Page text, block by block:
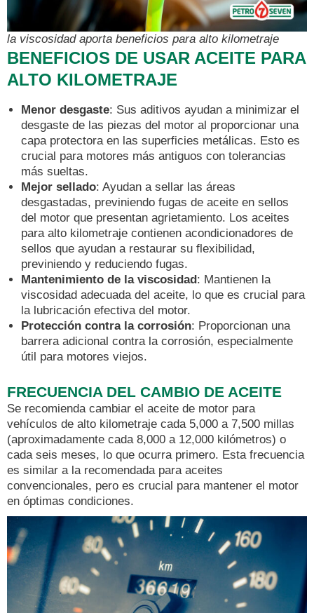
la viscosidad aporta beneficios para alto kilometraje
BENEFICIOS DE USAR ACEITE PARA
ALTO KILOMETRAJE
Menor desgaste: Sus aditivos ayudan a minimizar el
desgaste de las piezas del motor al proporcionar una
capa protectora en las superficies metálicas. Esto es
crucial para motores más antiguos con tolerancias
más sueltas.
Mejor sellado: Ayudan a sellar las áreas
desgastadas, previniendo fugas de aceite en sellos
del motor que presentan agrietamiento. Los aceites
para alto kilometraje contienen acondicionadores de
sellos que ayudan a restaurar su flexibilidad,
previniendo y reduciendo fugas.
Mantenimiento de la viscosidad: Mantienen la
viscosidad adecuada del aceite, lo que es crucial para
la lubricación efectiva del motor.
Protección contra la corrosión: Proporcionan una
barrera adicional contra la corrosión, especialmente
útil para motores viejos.
FRECUENCIA DEL CAMBIO DE ACEITE
Se recomienda cambiar el aceite de motor para
vehículos de alto kilometraje cada 5,000 a 7,500 millas
(aproximadamente cada 8,000 a 12,000 kilómetros) o
cada seis meses, lo que ocurra primero. Esta frecuencia
es similar a la recomendada para aceites
convencionales, pero es crucial para mantener el motor
en óptimas condiciones.